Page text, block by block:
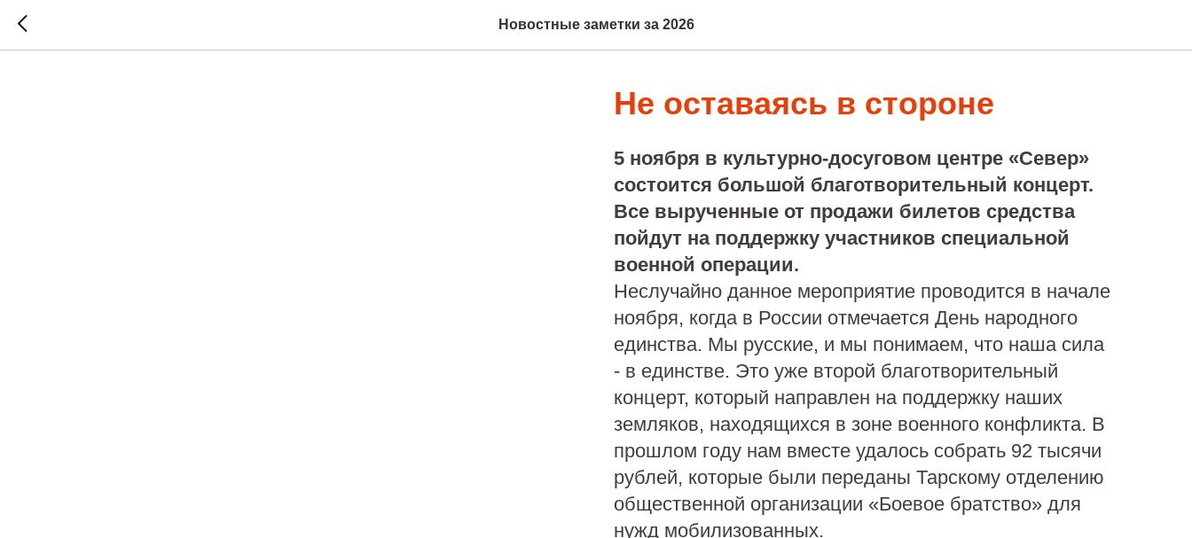
Новостные заметки за 2026
Не оставаясь в стороне
5 ноября в культурно-досуговом центре «Север»
состоится большой благотворительный концерт.
Все вырученные от продажи билетов средства
пойдут на поддержку участников специальной
военной операции.
Неслучайно данное мероприятие проводится в начале
ноября, когда в России отмечается День народного
единства. Мы русские, и мы понимаем, что наша сила
- в единстве. Это уже второй благотворительный
концерт, который направлен на поддержку наших
земляков, находящихся в зоне военного конфликта. В
прошлом году нам вместе удалось собрать 92 тысячи
рублей, которые были переданы Тарскому отделению
общественной организации «Боевое братство» для
нужд мобилизованных.